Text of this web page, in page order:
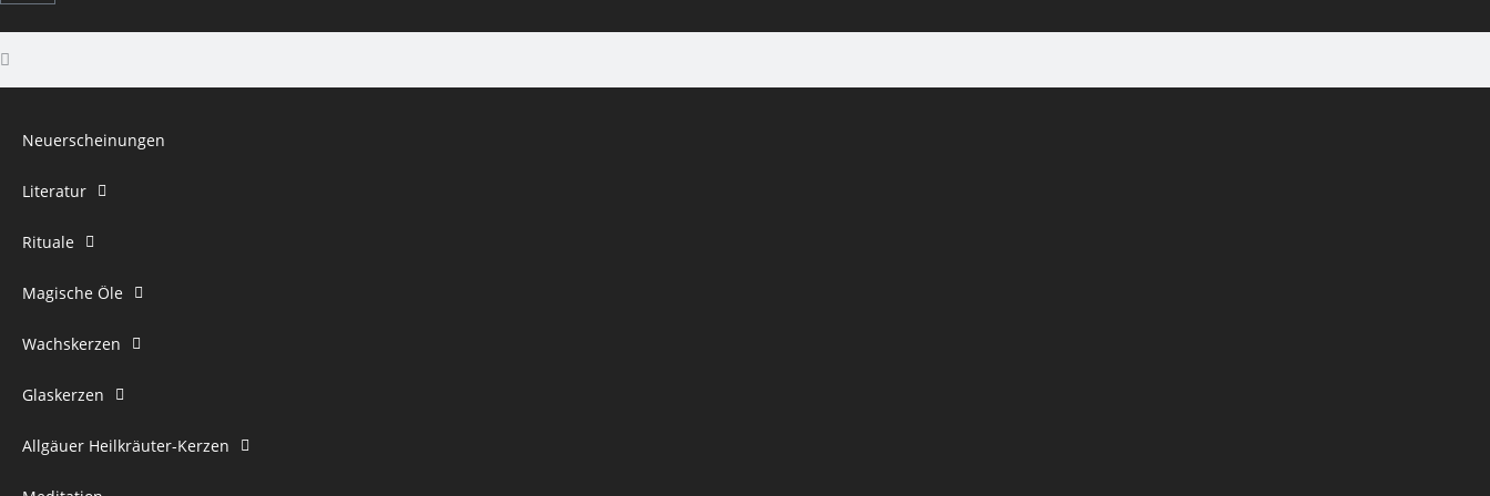
Neuerscheinungen
Literatur
Rituale
Magische Öle
Wachskerzen
Glaskerzen
Allgäuer Heilkräuter-Kerzen